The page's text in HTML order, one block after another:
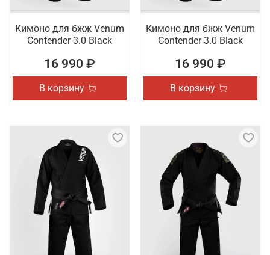
Кимоно для бжж Venum
Contender 3.0 Black
16 990 ₽
В корзину
Кимоно для бжж Venum
Contender 3.0 Black
16 990 ₽
В корзину